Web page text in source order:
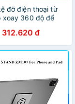
đỡ điện thoại từ
xoay 360 độ để
livestream, selfile
- Hàng chính hãng
312.620 đ